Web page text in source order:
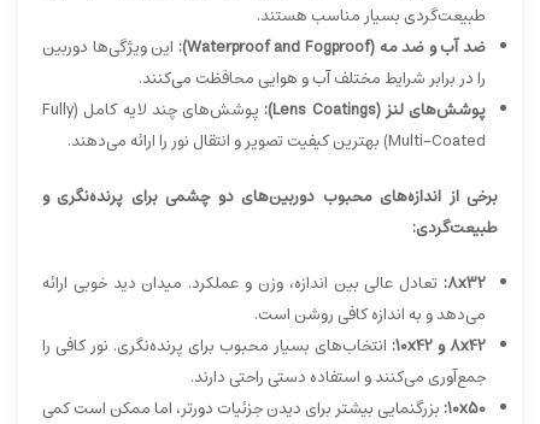
طبیعت‌گردی بسیار مناسب هستند.
ضد آب و ضد مه (Waterproof and Fogproof):
این ویژگی‌ها دوربین
را در برابر شرایط مختلف آب و هوایی محافظت می‌کنند.
پوشش‌های لنز (Lens Coatings):
پوشش‌های چند لایه کامل (Fully
Multi-Coated) بهترین کیفیت تصویر و انتقال نور را ارائه می‌دهند.
برخی از اندازه‌های محبوب دوربین‌های دو چشمی برای پرنده‌نگری و
طبیعت‌گردی:
8x32: تعادل عالی بین اندازه، وزن و عملکرد. میدان دید خوبی ارائه
می‌دهد و به اندازه کافی روشن است.
8x42 و 10x42:
انتخاب‌های بسیار محبوب برای پرنده‌نگری. نور کافی را
جمع‌آوری می‌کنند و استفاده دستی راحتی دارند.
10x50: بزرگنمایی بیشتر برای دیدن جزئیات دورتر، اما ممکن است کمی